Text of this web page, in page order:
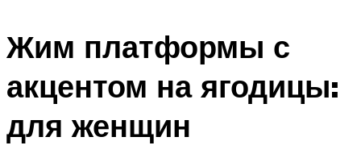
Жим платформы с
акцентом на ягодицы:
для женщин